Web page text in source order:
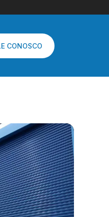
CONOSCO